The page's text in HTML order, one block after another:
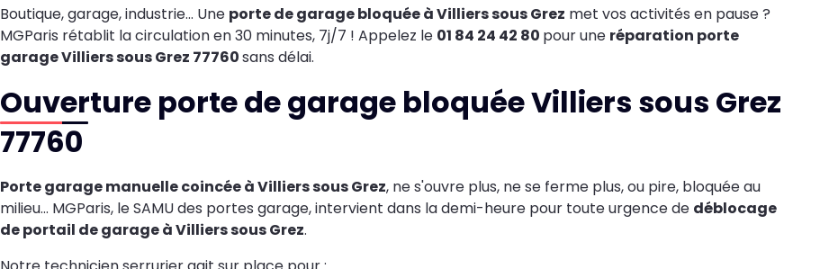
Boutique, garage, industrie… Une porte de garage bloquée à Villiers sous Grez met vos activités en pause ?
MGParis rétablit la circulation en 30 minutes, 7j/7 ! Appelez le 01 84 24 42 80 pour une réparation porte
garage Villiers sous Grez 77760sans délai.
Ouverture porte de garage bloquée Villiers sous Grez
77760
Porte garage manuelle coincée à Villiers sous Grez, ne s'ouvre plus, ne se ferme plus, ou pire, bloquée au
milieu... MGParis, le SAMU des portes garage, intervient dans la demi-heure pour toute urgence de déblocage
de portail de garage à Villiers sous Grez.